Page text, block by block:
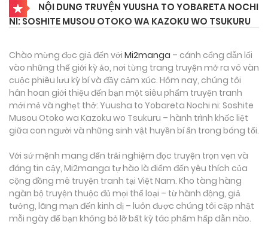
NỘI DUNG TRUYỆN YUUSHA TO YOBARETA NOCHI
NI: SOSHITE MUSOU OTOKO WA KAZOKU WO TSUKURU
Chào mừng đọc giả đến với Mi2manga – cánh cổng dẫn lối
vào những thế giới kỳ ảo, nơi từng trang truyện mở ra vô vàn
cuộc phiêu lưu kỳ bí và đầy cảm xúc. Hôm nay, chúng tôi
hân hoan giới thiệu đến bạn một siêu phẩm truyện tranh
mới mẻ và nghẹt thở: Yuusha to Yobareta Nochi ni: Soshite
Musou Otoko wa Kazoku wo Tsukuru – hành trình khốc liệt
giữa con người và những sinh vật huyền bí ẩn trong bóng tối.
Với sứ mệnh mang đến trải nghiệm đọc truyện trọn vẹn và
đáng tin cậy, Mi2manga tự hào là điểm đến yêu thích của
cộng đồng mê truyện tranh tại Việt Nam. Kho tàng hàng
ngàn bộ truyện thuộc đủ mọi thể loại – từ hành động, giả
tưởng, lãng mạn đến kinh dị – luôn được chúng tôi cập nhật
mỗi ngày để bạn không bỏ lỡ bất kỳ tác phẩm hấp dẫn nào.